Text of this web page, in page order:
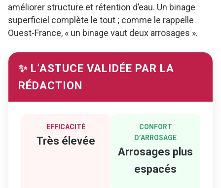
améliorer structure et rétention d’eau. Un binage
superficiel complète le tout ; comme le rappelle
Ouest-France, « un binage vaut deux arrosages ».
✨ L’ASTUCE VALIDÉE PAR LA
RÉDACTION
EFFICACITÉ
Très élevée
CONFORT
D’ARROSAGE
Arrosages plus
espacés